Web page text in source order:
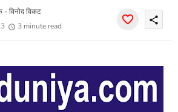
- विनोद विकट
3 minute read
share